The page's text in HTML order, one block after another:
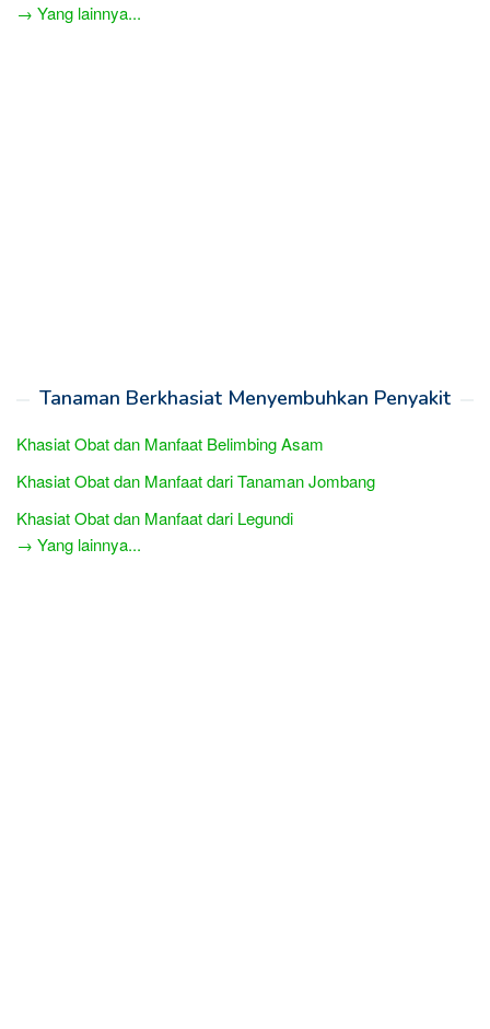
→ Yang lainnya...
Tanaman Berkhasiat Menyembuhkan Penyakit
Khasiat Obat dan Manfaat Belimbing Asam
Khasiat Obat dan Manfaat dari Tanaman Jombang
Khasiat Obat dan Manfaat dari Legundi
→ Yang lainnya...